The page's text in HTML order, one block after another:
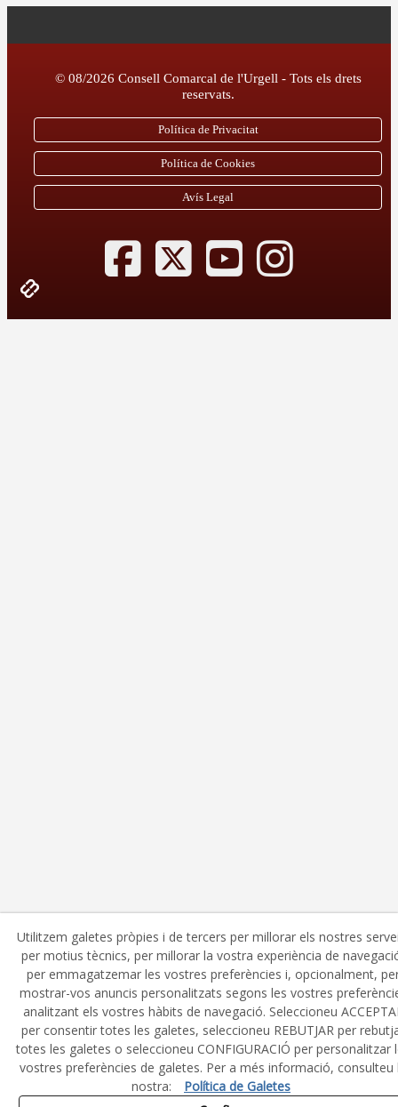
© 08/2026 Consell Comarcal de l'Urgell - Tots els drets
reservats.
Política de Privacitat
Política de Cookies
Avís Legal
Utilitzem galetes pròpies i de tercers per millorar els nostres
per motius tècnics, per millorar la vostra experiència de
per emmagatzemar les vostres preferències i, opcionalment,
mostrar-vos anuncis personalitzats segons les vostres
analitzant els vostres hàbits de navegació. Seleccioneu
per consentir totes les galetes, seleccioneu REBUTJAR per
totes les galetes o seleccioneu CONFIGURACIÓ per personalitzar
vostres preferències de galetes. Per a més informació, consulteu
nostra:
Política de Galetes